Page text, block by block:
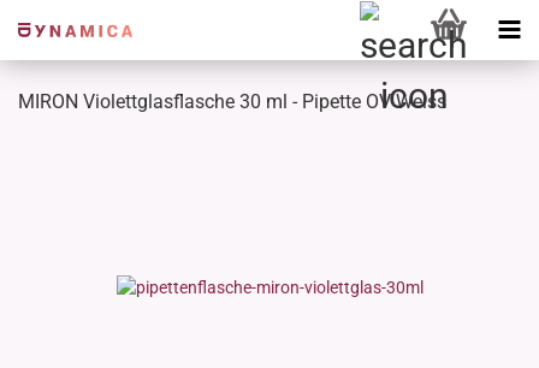
MIRON Violettglasflasche 30 ml - Pipette OV Weiss